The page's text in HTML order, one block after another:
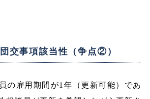
団交事項該当性（争点②）
の雇用期間が1年（更新可能）であ